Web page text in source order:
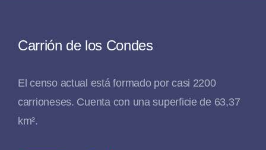
Carrión de los Condes
El censo actual está formado por casi 2200
carrioneses. Cuenta con una superficie de 63,37
km².